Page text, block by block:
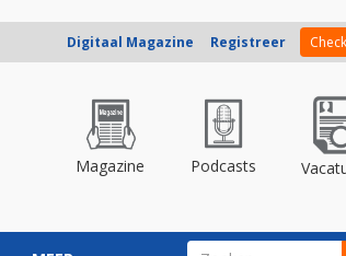
Digitaal Magazine Registreer
Magazine Podcasts